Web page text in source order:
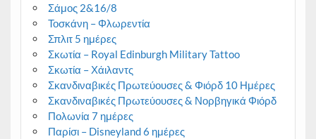
Σάμος 2&16/8
Τοσκάνη – Φλωρεντία
Σπλιτ 5 ημέρες
Σκωτία – Royal Edinburgh Military Tattoo
Σκωτία – Χάιλαντς
Σκανδιναβικές Πρωτεύουσες & Φιόρδ 10 Ημέρες
Σκανδιναβικές Πρωτεύουσες & Νορβηγικά Φιόρδ
Πολωνία 7 ημέρες
Παρίσι – Disneyland 6 ημέρες